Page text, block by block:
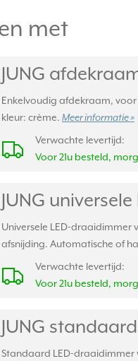
met
JUNG
Enkelvoudig afdekraam,
kleur: crème. Meer informatie »
Verwachte levertijd:
Voor 21u besteld,
JUNG
Universele LED-draaidimmer
afsnijding. Automatische of
Verwachte levertijd:
Voor 21u besteld,
JUNG
Standaard LED-draaidimmer